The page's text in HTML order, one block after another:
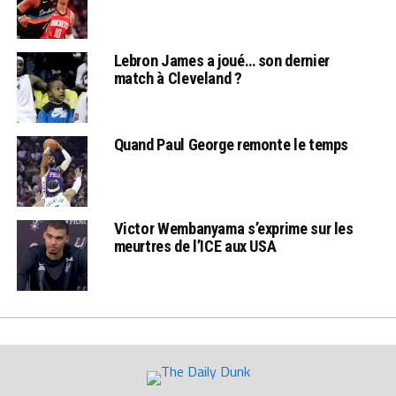
Lebron James a joué… son dernier
match à Cleveland ?
Quand Paul George remonte le temps
Victor Wembanyama s’exprime sur les
meurtres de l’ICE aux USA